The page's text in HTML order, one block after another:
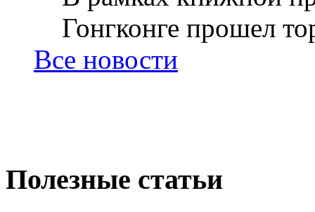
Гонгконге прошел
Все новости
Полезные статьи